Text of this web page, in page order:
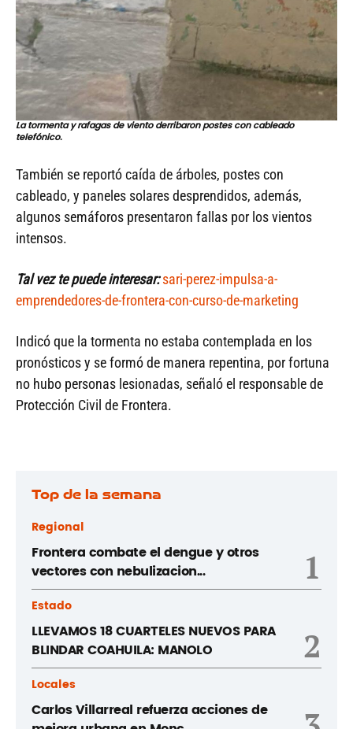
La tormenta y rafagas de viento derribaron postes con cableado
telefónico.
También se reportó caída de árboles, postes con
cableado, y paneles solares desprendidos, además,
algunos semáforos presentaron fallas por los vientos
intensos.
Tal vez te puede interesar:sari-perez-impulsa-a-
emprendedores-de-frontera-con-curso-de-marketing
Indicó que la tormenta no estaba contemplada en los
pronósticos y se formó de manera repentina, por fortuna
no hubo personas lesionadas, señaló el responsable de
Protección Civil de Frontera.
Top de la semana
Regional
Frontera combate el dengue y otros
vectores con nebulizacion...
1
Estado
LLEVAMOS 18 CUARTELES NUEVOS PARA
BLINDAR COAHUILA: MANOLO
2
Locales
Carlos Villarreal refuerza acciones de